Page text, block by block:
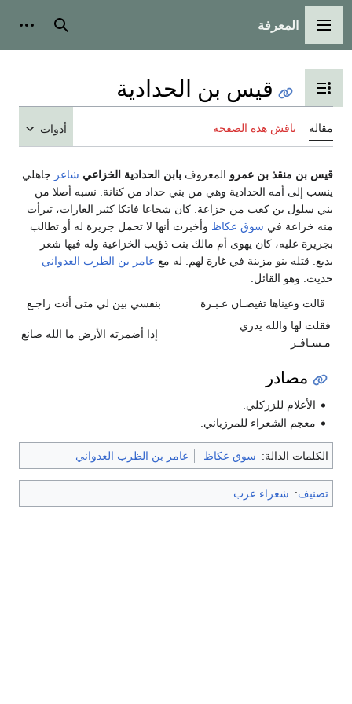
القائمة الرئيسية
المعرفة بحث
تبديل عرض جدول المحتويات
قيس بن الحدادية
مقالة ناقش هذه الصفحة أدوات
قيس بن منقذ بن عمرو المعروف بابن الحدادية الخزاعي شاعر جاهلي
ينسب إلى أمه الحدادية وهي من بني حداد من كنانة. نسبه أصلا من
بني سلول بن كعب من خزاعة. كان شجاعا فاتكا كثير الغارات، تبرأت
منه خزاعة في سوق عكاظ وأخبرت أنها لا تحمل جريرة له أو تطالب
بجريرة عليه، كان يهوى أم مالك بنت ذؤيب الخزاعية وله فيها شعر
بديع. قتله بنو مزينة في غارة لهم. له مع عامر بن الظرب العدواني
حديث. وهو القائل:
قالت وعيناها تفيضـان عـبـرة
بنفسي بين لي متى أنت راجـع
فقلت لها والله يدري
مـسـافـر
إذا أضمرته الأرض ما الله صانع
مصادر
الأعلام للزركلي.
معجم الشعراء للمرزباني.
الكلمات الدالة: سوق عكاظ عامر بن الظرب العدواني
تصنيف: شعراء عرب